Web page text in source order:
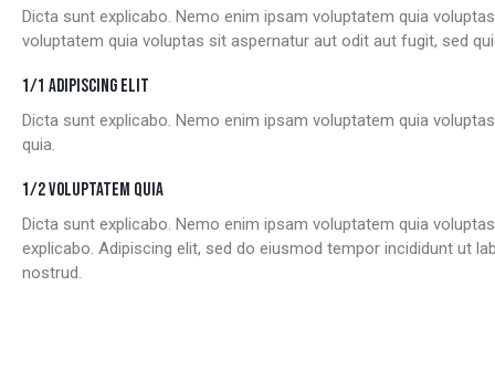
Dicta sunt explicabo. Nemo enim ipsam voluptatem quia
voluptatem quia voluptas sit aspernatur aut odit aut fugit, sed
1/1 ADIPISCING ELIT
Dicta sunt explicabo. Nemo enim ipsam voluptatem quia
quia.
1/2 VOLUPTATEM QUIA
Dicta sunt explicabo. Nemo enim ipsam voluptatem quia
explicabo. Adipiscing elit, sed do eiusmod tempor incididunt ut
nostrud.